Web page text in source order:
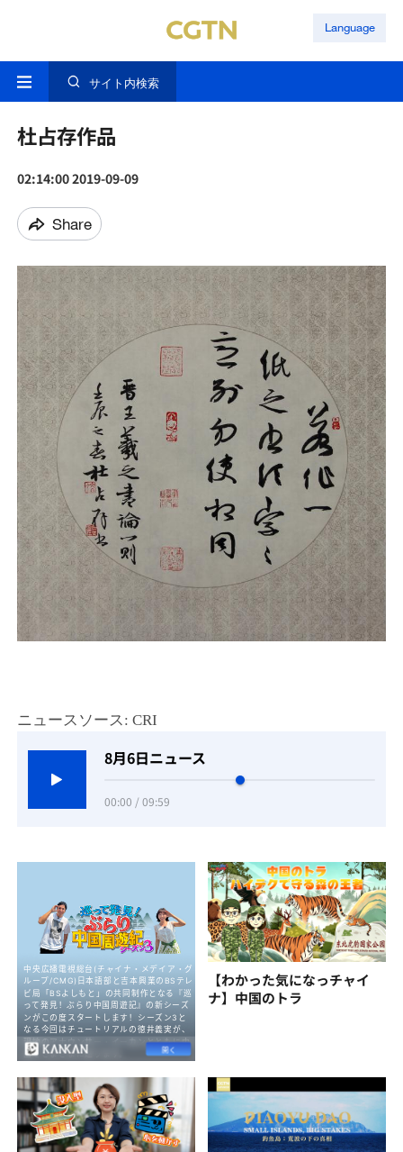
Language
サイト内検索
杜占存作品
02:14:00 2019-09-09
Share
ニュースソース: CRI
8月6日ニュース
00:00 / 09:59
【わかった気になっチャイ
ナ】中国のトラ